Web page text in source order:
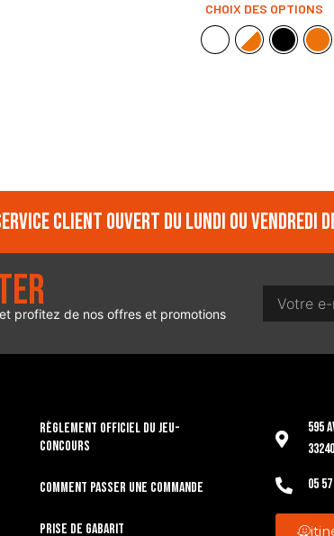
CHOIX DES OPTIONS
client ouvert du lundi ou vendredi
profitez de nos offres et promotions
RÈGLEMENT OFFICIEL DU JEU-
CONCOURS
Comment passer une commande
Prise de gabarit
595
05